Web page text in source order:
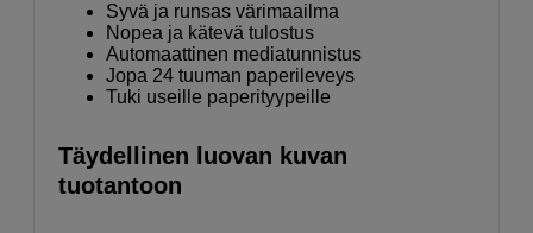
Syvä ja runsas värimaailma
Nopea ja kätevä tulostus
Automaattinen mediatunnistus
Jopa 24 tuuman paperileveys
Tuki useille paperityypeille
Täydellinen luovan kuvan
tuotantoon